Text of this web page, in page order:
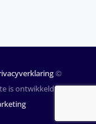
©
is ontwikkeld